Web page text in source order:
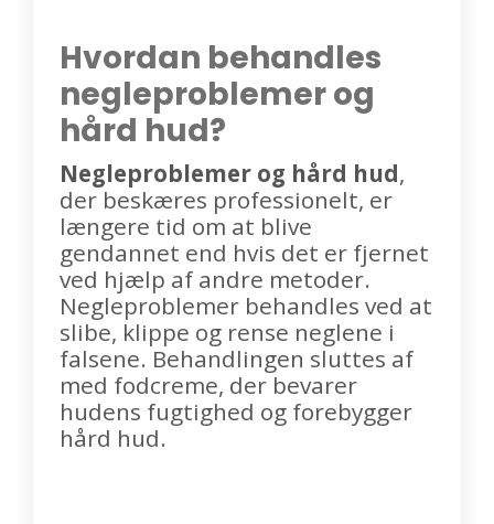
Hvordan behandles
negleproblemer og
hård hud?
Negleproblemer og hård hud,
der beskæres professionelt, er
længere tid om at blive
gendannet end hvis det er fjernet
ved hjælp af andre metoder.
Negleproblemer behandles ved at
slibe, klippe og rense neglene i
falsene. Behandlingen sluttes af
med fodcreme, der bevarer
hudens fugtighed og forebygger
hård hud.